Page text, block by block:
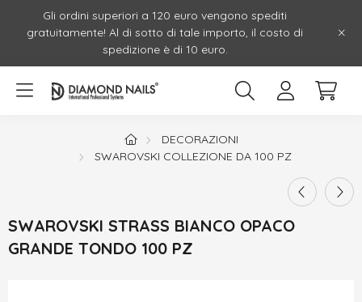
Gli ordini superiori a 120 euro vengono spediti
gratuitamente! Al di sotto di tale importo, il costo di
spedizione è di 10 euro.
DECORAZIONI
SWAROVSKI COLLEZIONE DA 100 PZ
SWAROVSKI STRASS BIANCO OPACO
GRANDE TONDO 100 PZ